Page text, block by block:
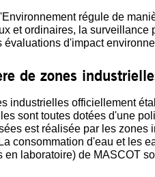
régule de
et ordinaires, la surveillance
d'impact
de zones
industrielles officiellement
sont toutes dotées d'une
est réalisée par les zones
consommation d'eau et les
laboratoire) de MASCOT